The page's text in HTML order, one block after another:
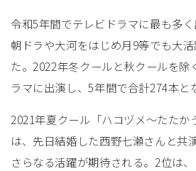
令和5年間でテレビドラマに最も多く
朝ドラや大河をはじめ月9等でも大
た。2022年冬クールと秋クールを除
ラマに出演し、5年間で合計274本と
2021年夏クール「ハコヅメ〜たたか
は、先日結婚した西野七瀬さんと共
さらなる活躍が期待される。2位は